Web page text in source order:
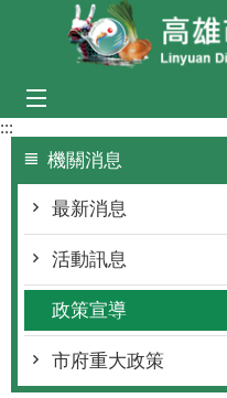
跳到主要內容區塊
:::
機關消息
最新消息
活動訊息
政策宣導
市府重大政策